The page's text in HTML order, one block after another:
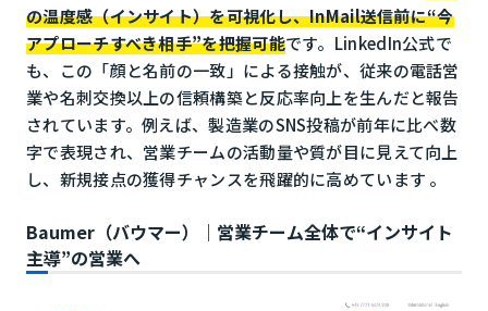
の温度感（インサイト）を可視化し、InMail送信前に“今
アプローチすべき相手”を把握可能です。LinkedIn公式で
も、この「顔と名前の一致」による接触が、従来の電話営
業や名刺交換以上の信頼構築と反応率向上を生んだと報告
されています。例えば、製造業のSNS投稿が前年に比べ数
字で表現され、営業チームの活動量や質が目に見えて向上
し、新規接点の獲得チャンスを飛躍的に高めています 。
Baumer（バウマー）｜営業チーム全体で“インサイト
主導”の営業へ